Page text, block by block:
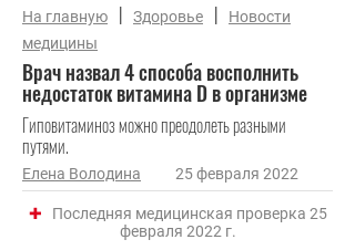
На главную | Здоровье |
Новости
медицины
Врач назвал 4 способа восполнить
недостаток витамина D в организме
Гиповитаминоз можно преодолеть разными
путями.
Елена Володина 25 февраля 2022
Последняя медицинская проверка 25
февраля 2022 г.